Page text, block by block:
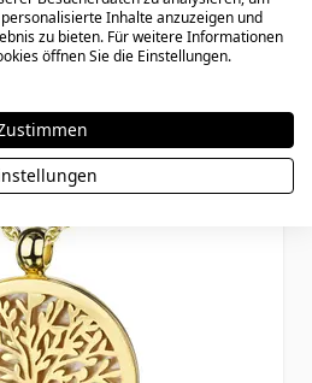
Inhalte anzuzeigen und
zu bieten. Für weitere Informationen
öffnen Sie die Einstellungen.